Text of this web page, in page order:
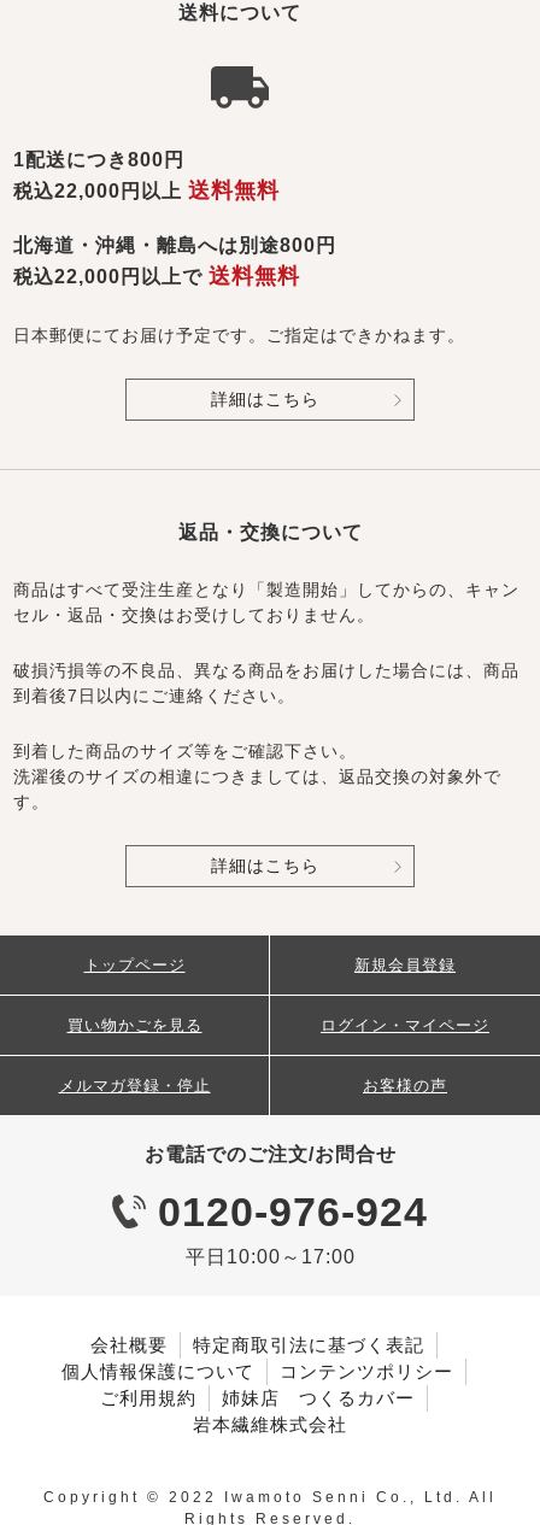
送料について
1配送につき800円
税込22,000円以上送料無料
北海道・沖縄・離島へは別途800円
税込22,000円以上で送料無料
日本郵便にてお届け予定です。ご指定はできかねます。
詳細はこちら
返品・交換について
商品はすべて受注生産となり「製造開始」してからの、キャン
セル・返品・交換はお受けしておりません。
破損汚損等の不良品、異なる商品をお届けした場合には、商品
到着後7日以内にご連絡ください。
到着した商品のサイズ等をご確認下さい。
洗濯後のサイズの相違につきましては、返品交換の対象外で
す。
詳細はこちら
お電話でのご注文/お問合せ
0120-976-924
平日10:00～17:00
トップページ 新規会員登録
買い物かごを見る ログイン・マイページ
メルマガ登録・停止 お客様の声
会社概要
特定商取引法に基づく表記
個人情報保護について
コンテンツポリシー
ご利用規約
姉妹店 つくるカバー
岩本繊維株式会社
Copyright © 2022 Iwamoto Senni Co., Ltd. All
Rights Reserved.